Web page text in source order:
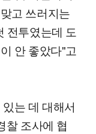
고 쓰러지는
전투였는데 도
안 좋았다"고
는 데 대해서
찰 조사에 협